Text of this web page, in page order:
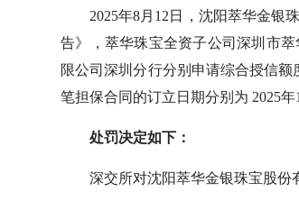
2025年8月12日，沈阳萃华金银
告》，萃华珠宝全资子公司深圳市
限公司深圳分行分别申请综合授信
笔担保合同的订立日期分别为 2025
处罚决定如下：
深交所对沈阳萃华金银珠宝股份